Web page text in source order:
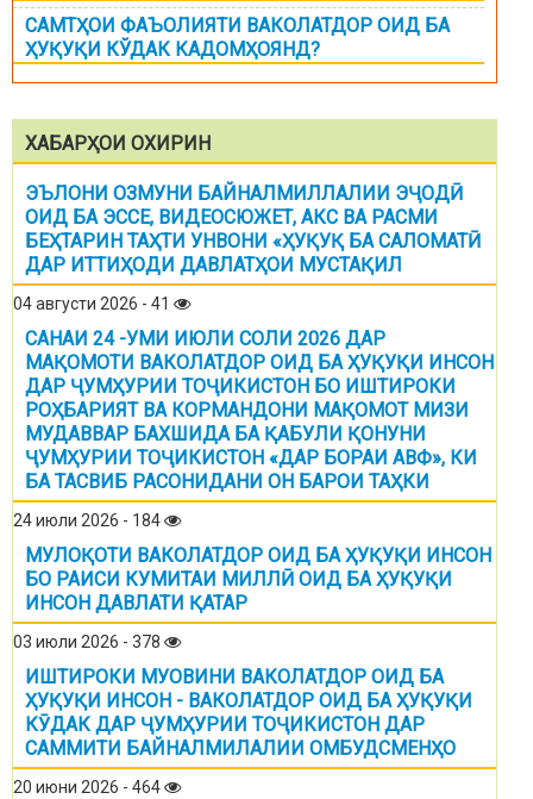
САМТҲОИ ФАЪОЛИЯТИ ВАКОЛАТДОР ОИД БА
ҲУҚУҚИ КЎДАК КАДОМҲОЯНД?
ХАБАРҲОИ ОХИРИН
ЭЪЛОНИ ОЗМУНИ БАЙНАЛМИЛЛАЛИИ ЭҶОДӢ
ОИД БА ЭССЕ, ВИДЕОСЮЖЕТ, АКС ВА РАСМИ
БЕҲТАРИН ТАҲТИ УНВОНИ «ҲУҚУҚ БА САЛОМАТӢ
ДАР ИТТИҲОДИ ДАВЛАТҲОИ МУСТАҚИЛ
04 августи 2026 - 41
САНАИ 24 -УМИ ИЮЛИ СОЛИ 2026 ДАР
МАҚОМОТИ ВАКОЛАТДОР ОИД БА ҲУҚУҚИ ИНСОН
ДАР ҶУМҲУРИИ ТОҶИКИСТОН БО ИШТИРОКИ
РОҲБАРИЯТ ВА КОРМАНДОНИ МАҚОМОТ МИЗИ
МУДАВВАР БАХШИДА БА ҚАБУЛИ ҚОНУНИ
ҶУМҲУРИИ ТОҶИКИСТОН «ДАР БОРАИ АВФ», КИ
БА ТАСВИБ РАСОНИДАНИ ОН БАРОИ ТАҲКИ
24 июли 2026 - 184
МУЛОҚОТИ ВАКОЛАТДОР ОИД БА ҲУҚУҚИ ИНСОН
БО РАИСИ КУМИТАИ МИЛЛӢ ОИД БА ҲУҚУҚИ
ИНСОН ДАВЛАТИ ҚАТАР
03 июли 2026 - 378
ИШТИРОКИ МУОВИНИ ВАКОЛАТДОР ОИД БА
ҲУҚУҚИ ИНСОН - ВАКОЛАТДОР ОИД БА ҲУҚУҚИ
КӮДАК ДАР ҶУМҲУРИИ ТОҶИКИСТОН ДАР
САММИТИ БАЙНАЛМИЛАЛИИ ОМБУДСМЕНҲО
20 июни 2026 - 464